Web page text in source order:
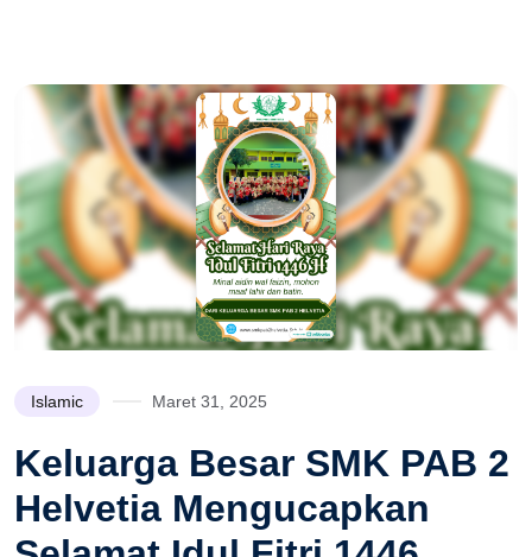
Islamic Maret 31, 2025
Keluarga Besar SMK PAB 2
Helvetia Mengucapkan